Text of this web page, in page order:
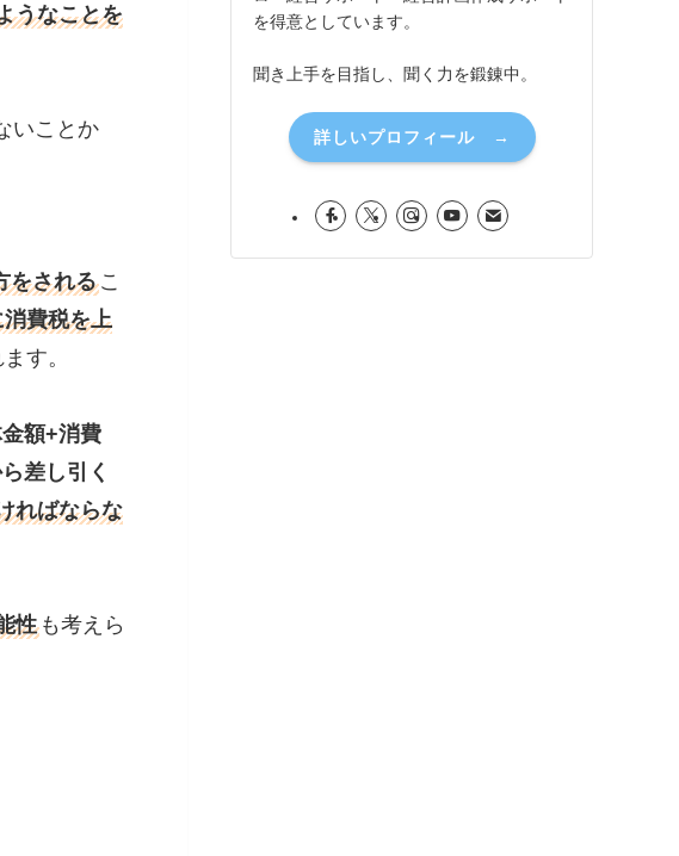
うなことを
いことか
をされる こ
費税を上
す。
額+消費
差し引く
ればならな
性 も考えら
を得意としています。
聞き上手を目指し、聞く力を鍛錬中。
詳しいプロフィール →